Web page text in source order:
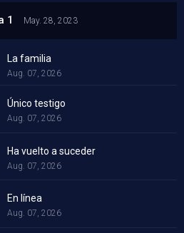
1 May. 28, 2023
La familia
Aug. 07, 2026
Único testigo
Aug. 07, 2026
Ha vuelto a suceder
Aug. 07, 2026
En línea
Aug. 07, 2026